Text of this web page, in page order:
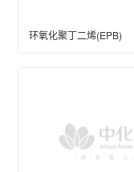
环氧化聚丁二烯(EPB)